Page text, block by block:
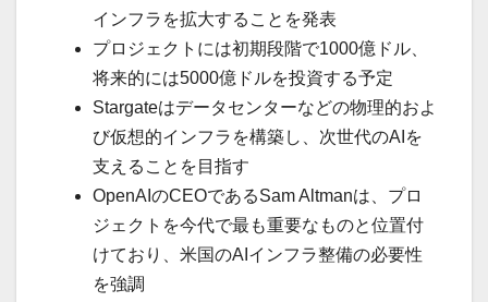
インフラを拡大することを発表
プロジェクトには初期段階で1000億ドル、
将来的には5000億ドルを投資する予定
Stargateはデータセンターなどの物理的およ
び仮想的インフラを構築し、次世代のAIを
支えることを目指す
OpenAIのCEOであるSam Altmanは、プロ
ジェクトを今代で最も重要なものと位置付
けており、米国のAIインフラ整備の必要性
を強調